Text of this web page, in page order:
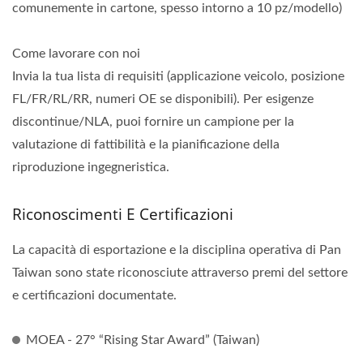
comunemente in cartone, spesso intorno a 10 pz/modello)
Come lavorare con noi
Invia la tua lista di requisiti (applicazione veicolo, posizione
FL/FR/RL/RR, numeri OE se disponibili). Per esigenze
discontinue/NLA, puoi fornire un campione per la
valutazione di fattibilità e la pianificazione della
riproduzione ingegneristica.
Riconoscimenti E Certificazioni
La capacità di esportazione e la disciplina operativa di Pan
Taiwan sono state riconosciute attraverso premi del settore
e certificazioni documentate.
MOEA - 27° “Rising Star Award” (Taiwan)